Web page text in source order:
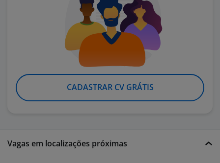
CADASTRAR CV GRÁTIS
Vagas em localizações próximas